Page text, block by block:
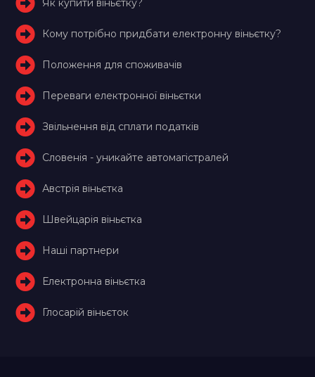
Як купити віньєтку?
Кому потрібно придбати електронну віньєтку?
Положення для споживачів
Переваги електронної віньєтки
Звільнення від сплати податків
Словенія - уникайте автомагістралей
Австрія віньєтка
Швейцарія віньєтка
Наші партнери
Електронна віньєтка
Глосарій віньєток